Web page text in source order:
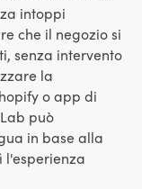
intoppi
che il negozio si
senza intervento
la
o app di
può
in base alla
l'esperienza